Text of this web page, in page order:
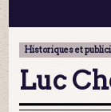
BOUTEILLES
MA
Historiques et
Luc